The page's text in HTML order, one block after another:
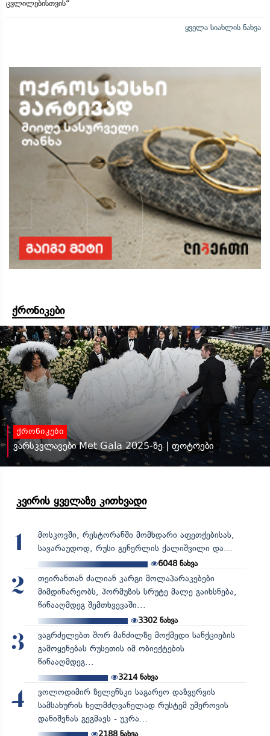
ცვლილებისთვის“
ყველა სიახლის ნახვა
ქრონიკები
ქრონიკები
ვარსკვლავები Met Gala 2025-ზე | ფოტოები
კვირის ყველაზე კითხვადი
1
მოსკოვში, რესტორანში მომხდარი აფეთქებისას,
სავარაუდოდ, რუსი გენერლის ქალიშვილი და...
6048 ნახვა
2
თეირანთან ძალიან კარგი მოლაპარაკებები
მიმდინარეობს, ჰორმუზის სრუტე მალე გაიხსნება,
წინააღმდეგ შემთხვევაში...
3302ნახვა
3
ვაგრძელებთ შორ მანძილზე მოქმედი სანქციების
გამოყენებას რუსეთის იმ ობიექტების
წინააღმდეგ...
3214ნახვა
4
ვოლოდიმირ ზელენსკი საგარეო დაზვერვის
სამსახურის ხელმძღვანელად რუსტემ უმეროვის
დანიშვნას გეგმავს - უკრა...
2188ნახვა